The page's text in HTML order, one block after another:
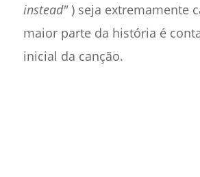
instead") seja extremamente
maior parte da história é
inicial da canção.